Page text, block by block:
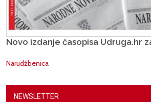
Novo izdanje časopisa Udruga.hr
Narudžbenica
NEWSLETTER